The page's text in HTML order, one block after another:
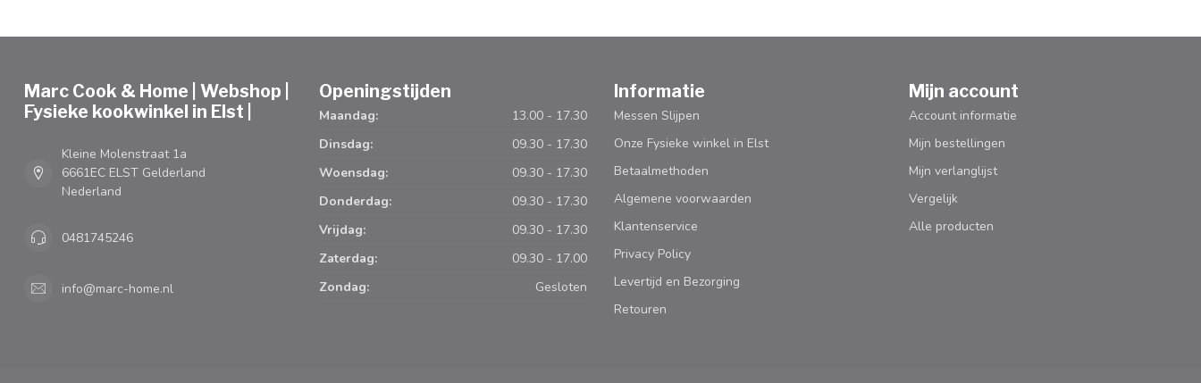
Marc Cook & Home | Webshop |
Fysieke kookwinkel in Elst |
Kleine Molenstraat 1a
6661EC ELST Gelderland
Nederland
0481745246
info@marc-home.nl
Openingstijden
Maandag:
13.00 - 17.30
Dinsdag:
09.30 - 17.30
Woensdag:
09.30 - 17.30
Donderdag:
09.30 - 17.30
Vrijdag:
09.30 - 17.30
Zaterdag:
09.30 - 17.00
Zondag:
Gesloten
Informatie
Messen Slijpen
Onze Fysieke winkel in Elst
Betaalmethoden
Algemene voorwaarden
Klantenservice
Privacy Policy
Levertijd en Bezorging
Retouren
Mijn account
Account informatie
Mijn bestellingen
Mijn verlanglijst
Vergelijk
Alle producten